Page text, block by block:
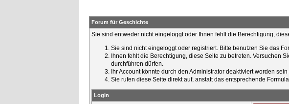
Forum für Geschichte
Sie sind entweder nicht eingeloggt oder Ihnen fehlt die Berechtigung,
Sie sind nicht eingeloggt oder registriert. Bitte benutzen Sie das
Ihnen fehlt die Berechtigung, diese Seite zu betreten. Versuchen
durchführen dürfen.
Ihr Account könnte durch den Administrator deaktiviert worden
Sie rufen diese Seite direkt auf, anstatt das entsprechende
Login